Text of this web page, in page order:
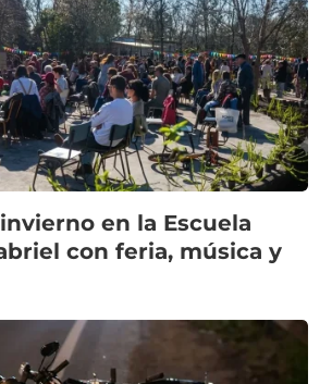
en la Escuela
con feria, música y